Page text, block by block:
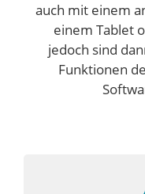
auch mit einem
einem Tablet
jedoch sind
Funktionen